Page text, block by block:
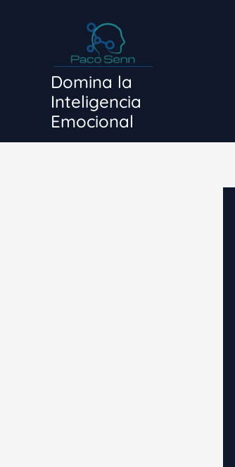
Domina la
Inteligencia
Emocional